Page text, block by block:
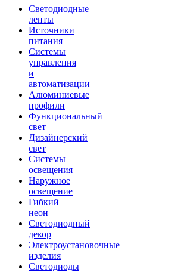
Светодиодные
ленты
Источники
питания
Системы
управления
и
автоматизации
Алюминиевые
профили
Функциональный
свет
Дизайнерский
свет
Системы
освещения
Наружное
освещение
Гибкий
неон
Светодиодный
декор
Электроустановочные
изделия
Светодиоды